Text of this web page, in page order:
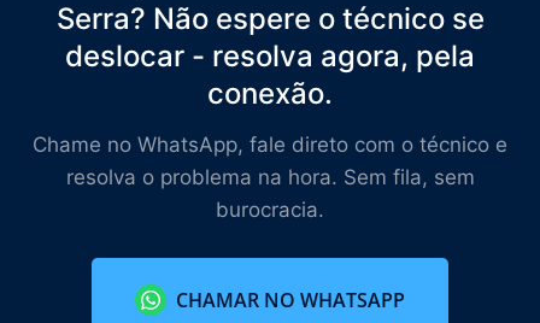
Serra? Não espere o técnico se
deslocar - resolva agora, pela
conexão.
Chame no WhatsApp, fale direto com o técnico e
resolva o problema na hora. Sem fila, sem
burocracia.
CHAMAR NO WHATSAPP